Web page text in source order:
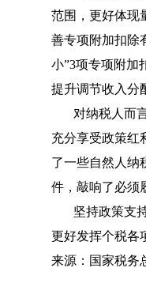
范围，更好体现
善专项附加扣除
小”3项专项附加
提升调节收入分
对纳税人而
充分享受政策红
了一些自然人纳
件，敲响了必须
坚持政策支
更好发挥个税各
来源：国家税务